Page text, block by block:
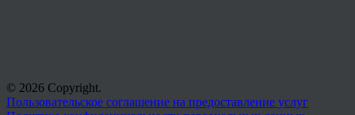
© 2026 Copyright.
Пользовательское соглашение на предоставление услуг